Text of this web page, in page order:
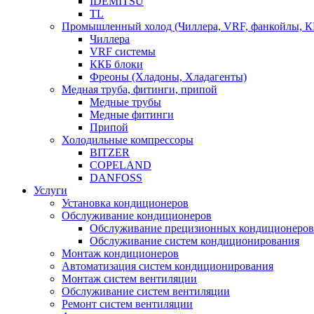
TL
Промышленный холод (Чиллера, VRF, фанкойлы,
Чиллера
VRF системы
ККБ блоки
Фреоны (Хладоны, Хладагенты)
Медная труба, фитинги, припой
Медные трубы
Медные фитинги
Припой
Холодильные компрессоры
BITZER
COPELAND
DANFOSS
Услуги
Установка кондиционеров
Обслуживание кондиционеров
Обслуживание прецизионных кондиционеров
Обслуживание систем кондиционирования
Монтаж кондиционеров
Автоматизация систем кондиционирования
Монтаж систем вентиляции
Обслуживание систем вентиляции
Ремонт систем вентиляции